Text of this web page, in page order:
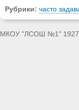
Рубрики: часто
МКОУ "ЛСОШ №1"